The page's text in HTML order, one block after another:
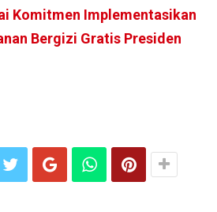
Komitmen Implementasikan
Bergizi Gratis Presiden